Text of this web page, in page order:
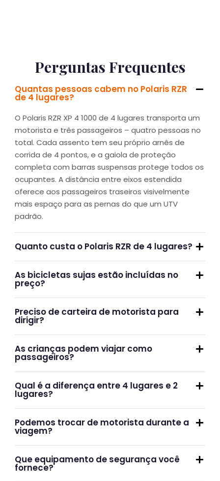
Perguntas Frequentes
Quantas pessoas cabem no Polaris RZR
de 4 lugares?
O Polaris RZR XP 4 1000 de 4 lugares transporta um
motorista e três passageiros – quatro pessoas no
total. Cada assento tem seu próprio arnês de
corrida de 4 pontos, e a gaiola de proteção
completa com barras suspensas protege todos os
ocupantes. A distância entre eixos estendida
oferece aos passageiros traseiros visivelmente
mais espaço para as pernas do que um UTV
padrão.
Quanto custa o Polaris RZR de 4 lugares?
As bicicletas sujas estão incluídas no
preço?
Preciso de carteira de motorista para
dirigir?
As crianças podem viajar como
passageiros?
Qual é a diferença entre 4 lugares e 2
lugares?
Podemos trocar de motorista durante a
viagem?
Que equipamento de segurança você
fornece?